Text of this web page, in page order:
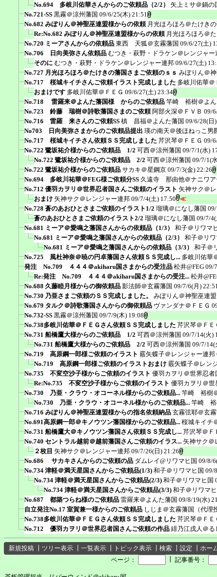
No.694 多岐川佑華さんからのご依頼品（2/2）
矢上ミサ＠鍋の
No.721-SS 黒霧＠涼州藩国 09/6/25(木) 21:51
No.682 みぽりん＠神聖巫連盟様からの依頼 月光ほろほろ＠たけき
Re:No.682 みぽりん＠神聖巫連盟様からの依頼 月光ほろほろ＠
No.720 ミーアさんからの依頼品 東西 天狐＠玄霧藩国 09/6/27(土)
No.706 日向美弥さん依頼品 むつき・萩野・ドラケン＠レンジャー
そのに むつき・萩野・ドラケン＠レンジャー連邦 09/6/27(土)
No.727 月光ほろほろ＠たけきの藩国さまご依頼のｓｓ みぽりん＠
No.717 桜城キイチさんご依頼イラスト完成しました 多岐川佑華＠
おまけです 多岐川佑華＠ＦＥＧ 09/6/27(土) 23:34
No.718 雷羅来＠よんた藩国様 からのご依頼品 竿崎 裕樹＠よん
No.723 鈴藤 瑞樹＠詩歌藩国さまのご依頼 阿部火深＠ＦＶＢ 09/
No.716 雷羅 来さんのご依頼SS 槙 昌福＠よんた藩国 09/6/28(日
No703 日向美弥さまからのご依頼品提出 瑛の南天＠後ほねっこ男
No.717 桜城キイチさん依頼ＳＳ完成しました 芹沢琴＠ＦＥＧ 09/
No.722 鷺坂祐介様からのご依頼品 1/2 可西＠涼州藩国 09/7/1(水)
No.722 鷺坂祐介様からのご依頼品 2/2 可西＠涼州藩国 09/7/1(
No.722 鷺坂祐介様からのご依頼品 サカキ＠星鋼京 09/7/3(金) 22:26
No.694 多岐川祐華＠FEG様ご依頼分SS 久遠寺 那由他＠ナニワア
No.712 優羽カヲリ＠世界忍者国さんご依頼のイラスト 矢神サク＠
おまけ 矢神サク＠レンジャー連邦 09/7/4(土) 17:50 ≪
No.728 蒼のあおひとさまご依頼のイラスト1/2 瑠璃＠になし藩国
蒼のあおひとさまご依頼のイラスト2/2 瑠璃＠になし藩国 09/7/
No.681 ミーア＠愛鳴之藩国さんからの依頼品（1/3）
和子＠リワマ
No.681 ミーア＠愛鳴之藩国さんからの依頼品（2/3）
和子＠リ
No.681 ミーア＠愛鳴之藩国さんからの依頼品（3/3）
和子＠
No.725 風杜神奈＠暁の円卓藩国さん依頼ＳＳ完成し... 多岐川佑華
発注 No.709 ４４４＠akiharu国さまからの受注品 松井@FEG 09/
Re:発注 No.709 ４４４＠akiharu国さまからの受注... 松井
No.688 久藤睦月様からの御依頼品 影法師＠玄霧藩国 09/7/6(月)
No.730 乃亜さまご依頼のＳＳ完成しました。
みぽりん＠神聖巫連盟
No.679 タルク＠詩歌藩国さんからの御依頼品 ヴァンダナ＠ＦＥＧ
No.732-SS 黒霧＠涼州藩国 09/7/9(木) 19:08
No.738多岐川佑華＠ＦＥＧさん依頼ＳＳ完成しました 芹沢琴＠ＦＥ
No.731 船橋鷹大様からのご依頼品 1/2 可西＠涼州藩国 09/7/14(火)
No.731 船橋鷹大様からのご依頼品 2/2 可西＠涼州藩国 09/7/14(
No.719 高原鋼一郎様ご依頼のイラスト 霰矢蝶子＠レンジャー連邦
No.719 高原鋼一郎様ご依頼のイラストおまけ 霰矢蝶子＠レン
No.735 不変空沙子様からご依頼のイラスト 優羽カヲリ＠世界忍者
Re:No.735 不変空沙子様からご依頼のイラスト 優羽カヲリ＠世
No.730 乃亜・クラウ・オコーネル様からのご依頼品... 竿崎 裕樹
No.730 乃亜・クラウ・オコーネル様からのご依頼品... 竿崎 裕
No.716 みぽりん＠神聖巫連盟様からの指名依頼納品 玄霧弦耶＠玄
No.691高原鋼一郎＠キノウツン藩国様からのご依頼品... 桜城キイチ
No.731 船橋鷹大＠キノウツン藩国さん依頼ＳＳ完成し... 芹沢琴＠Ｆ
No.740 セントラル越前＠越前藩国さんご依頼のイラス... 矢神サク＠
２枚目 矢神サク＠レンジャー連邦 09/7/26(日) 21:26
No.686 サカキさんからのご依頼の品 ダムレイ@リワマヒ国 09/8/
No.734 津軽＠満天星国さんからご依頼品(1/3) 和子＠リワマヒ国 09/
No.734 津軽＠満天星国さんからご依頼品(2/3) 和子＠リワマヒ国
No.734 津軽＠満天星国さんからご依頼品(3/3) 和子＠リワマ
No.687 都築つらね様のご依頼品 雷羅来＠よんた藩国 09/8/19(水)
自立発注No.17 室賀兼一様からのご依頼品 しじま＠玄霧藩国（代理
No.738多岐川佑華＠ＦＥＧさん依頼ＳＳ完成しました 芹沢琴＠ＦＥ
No.712 優羽カヲリ＠世界忍者国さんご依頼の作品 緋乃江戌人＠る
新規投稿 ツリー表示 一覧表示 トピック表示 検索 設定
ホー
ページ：
記事番号：